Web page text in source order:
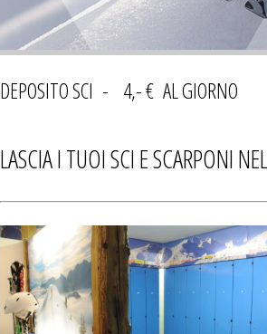
DEPOSITO SCI - 4,- € AL
LASCIA I TUOI SCI E SCARPONI